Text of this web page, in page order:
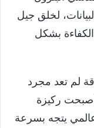
لخلق جيل
بشكل
لم تعد مجرد
أصبحت ركيزة
يتجه بسرعة